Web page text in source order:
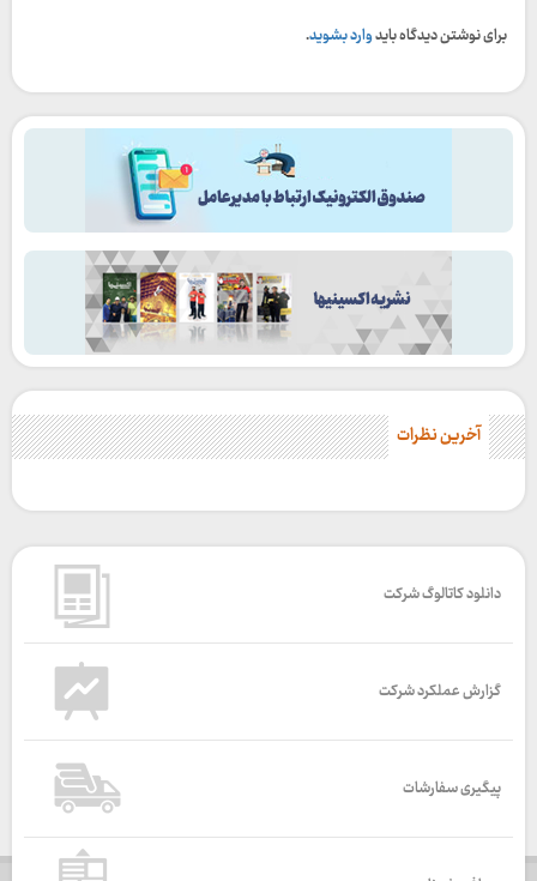
برای نوشتن دیدگاه بایدوارد بشوید.
آخرین نظرات
دانلود کاتالوگ شرکت
گزارش عملکرد شرکت
پیگیری سفارشات